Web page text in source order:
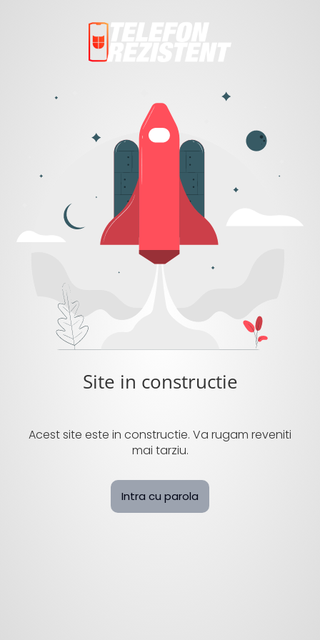
Site in constructie
Acest site este in constructie. Va rugam reveniti
mai tarziu.
Intra cu parola